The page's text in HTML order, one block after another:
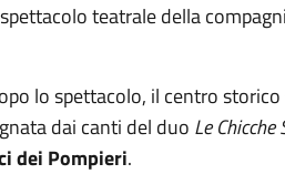
teatrale della
lo spettacolo, il centro storico
dai canti del duo Le Chicche
dei Pompieri.